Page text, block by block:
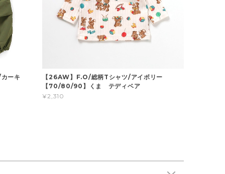
ーキ
【26AW】F.O/総柄Tシャツ/アイボリー
【70/80/90】くま テディベア
¥2,310